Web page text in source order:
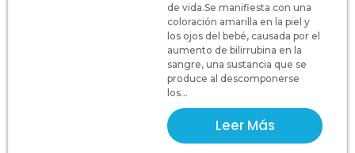
de vida.Se manifiesta con una
coloración amarilla en la piel y
los ojos del bebé, causada por el
aumento de bilirrubina en la
sangre, una sustancia que se
produce al descomponerse
los...
Leer Más